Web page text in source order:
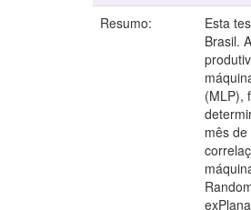
Resumo:
Esta
Brasil.
(MLP),
mês